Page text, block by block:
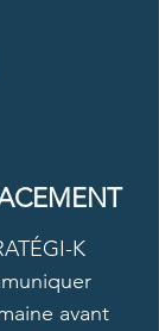
K
avant